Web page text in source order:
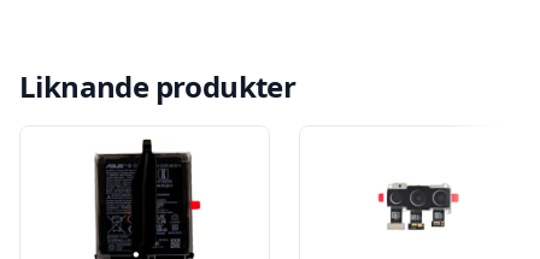
Liknande produkter